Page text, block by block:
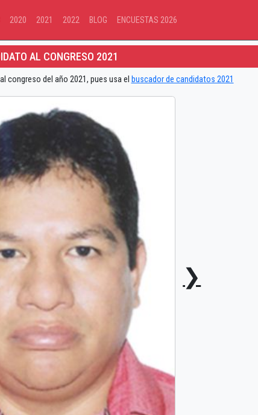
2020 2021 2022 BLOG ENCUESTAS 2026
AL CONGRESO 2021
congreso del año 2021, pues usa el buscador de candidatos 2021
❯